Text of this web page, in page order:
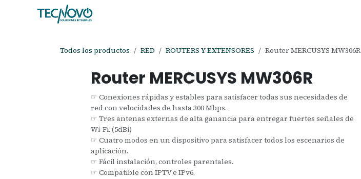
Todos los productos RED ROUTERS Y EXTENSORES Router MERCUSYS MW306R
Router MERCUSYS MW306R
☞ Conexiones rápidas y estables para satisfacer todas sus necesidades de
red con velocidades de hasta 300 Mbps.
☞ Tres antenas externas de alta ganancia para entregar fuertes señales de
Wi-Fi. (5dBi)
☞ Cuatro modos en un dispositivo para satisfacer todos los escenarios de
aplicación.
☞ Fácil instalación, controles parentales.
☞ Compatible con IPTV e IPv6.